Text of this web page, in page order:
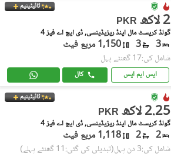
ٹائیٹینیم
PKR 2 لاکھ
گولڈ کریسٹ مال اینڈ ریزیڈینسی, ڈی ایچ اے فیز 4
3
3 1,150 مربع فیٹ
شامل کی:17 گھنٹے پہل
ایس ایم ایس کال
ٹائیٹینیم
PKR 2.25 لاکھ
گولڈ کریسٹ مال اینڈ ریزیڈینسی, ڈی ایچ اے فیز 4
2
2 1,118 مربع فیٹ
شامل کی:3 دن پہل (تبدیلی کی گئی:11 گھنٹے پہلے)